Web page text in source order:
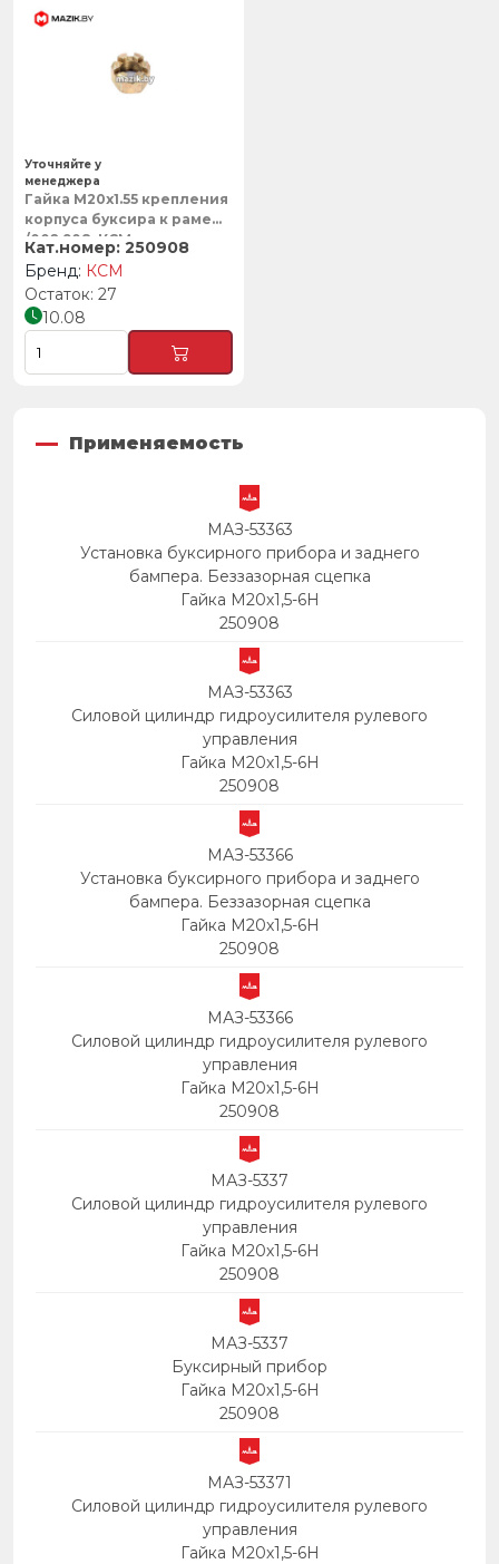
Гайка М20х1.55 крепления
корпуса буксира к раме
/002.908, КСМ250908
КСМ
27
10.08
Уточняйте у
менеджера
Применяемость
МАЗ-53363
Установка буксирного прибора и заднего
бампера. Беззазорная сцепка
Гайка М20х1,5-6Н
250908
МАЗ-53363
Силовой цилиндр гидроусилителя рулевого
управления
Гайка М20х1,5-6Н
250908
МАЗ-53366
Установка буксирного прибора и заднего
бампера. Беззазорная сцепка
Гайка М20х1,5-6Н
250908
МАЗ-53366
Силовой цилиндр гидроусилителя рулевого
управления
Гайка М20х1,5-6Н
250908
МАЗ-5337
Силовой цилиндр гидроусилителя рулевого
управления
Гайка М20х1,5-6Н
250908
МАЗ-5337
Буксирный прибор
Гайка М20х1,5-6Н
250908
МАЗ-53371
Силовой цилиндр гидроусилителя рулевого
управления
Гайка М20х1,5-6Н